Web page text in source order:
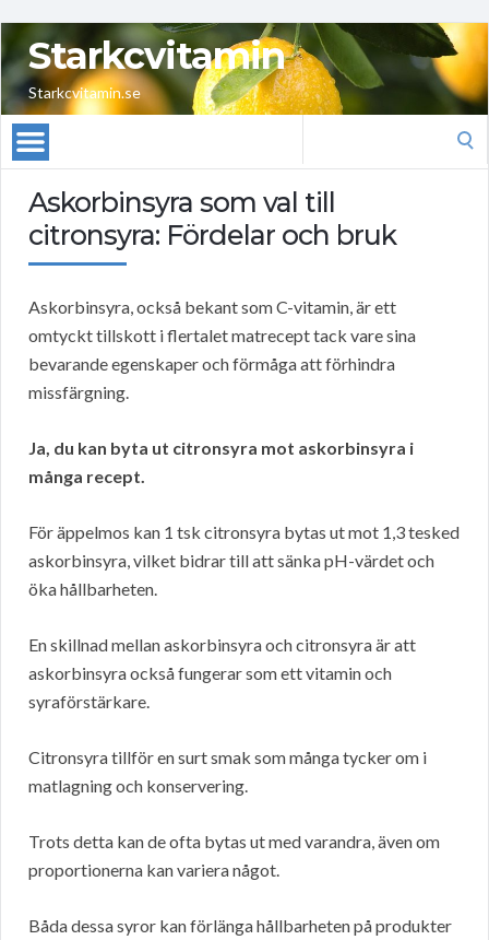
Starkcvitamin
Starkcvitamin.se
Askorbinsyra som val till
citronsyra: Fördelar och bruk
Askorbinsyra, också bekant som C-vitamin, är ett
omtyckt tillskott i flertalet matrecept tack vare sina
bevarande egenskaper och förmåga att förhindra
missfärgning.
Ja, du kan byta ut citronsyra mot askorbinsyra i
många recept.
För äppelmos kan 1 tsk citronsyra bytas ut mot 1,3 tesked
askorbinsyra, vilket bidrar till att sänka pH-värdet och
öka hållbarheten.
En skillnad mellan askorbinsyra och citronsyra är att
askorbinsyra också fungerar som ett vitamin och
syraförstärkare.
Citronsyra tillför en surt smak som många tycker om i
matlagning och konservering.
Trots detta kan de ofta bytas ut med varandra, även om
proportionerna kan variera något.
Båda dessa syror kan förlänga hållbarheten på produkter